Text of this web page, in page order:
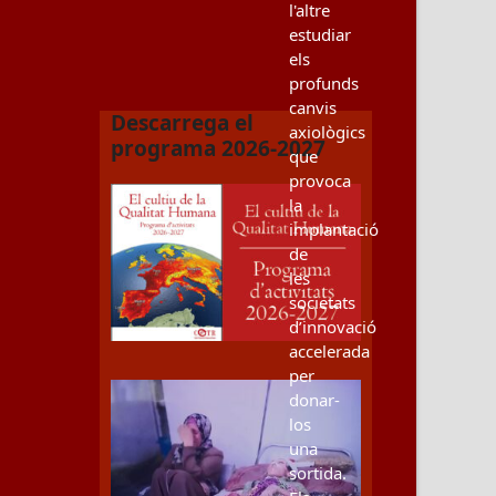
Descarrega el
programa 2026-2027
l'altre
estudiar
els
profunds
canvis
axiològics
que
provoca
la
implantació
de
les
societats
d’innovació
accelerada
per
donar-
los
una
sortida.